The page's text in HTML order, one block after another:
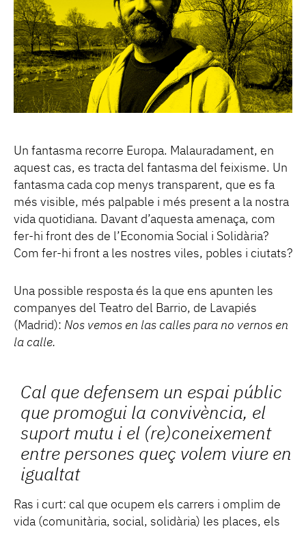
Un fantasma recorre Europa. Malauradament, en
aquest cas, es tracta del fantasma del feixisme. Un
fantasma cada cop menys transparent, que es fa
més visible, més palpable i més present a la nostra
vida quotidiana. Davant d’aquesta amenaça, com
fer-hi front des de l’Economia Social i Solidària?
Com fer-hi front a les nostres viles, pobles i ciutats?
Una possible resposta és la que ens apunten les
companyes del Teatro del Barrio, de Lavapiés
(Madrid): Nos vemos en las calles para no vernos en
la calle.
Cal que defensem un espai públic
que promogui la convivència, el
suport mutu i el (re)coneixement
entre persones queç volem viure en
igualtat
Ras i curt: cal que ocupem els carrers i omplim de
vida (comunitària, social, solidària) les places, els